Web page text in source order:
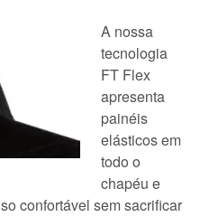
A nossa
tecnologia
FT Flex
apresenta
painéis
elásticos em
todo o
chapéu e
confortável sem sacrificar